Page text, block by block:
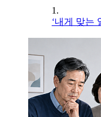
1.
‘내게 맞는